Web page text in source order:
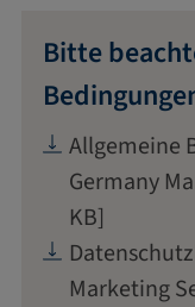
Bitte
Allgemeine
Germany
KB]
Marketing